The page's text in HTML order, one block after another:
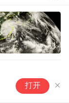
打开